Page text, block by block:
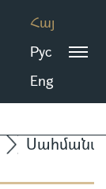
Հայ
Рус
Eng